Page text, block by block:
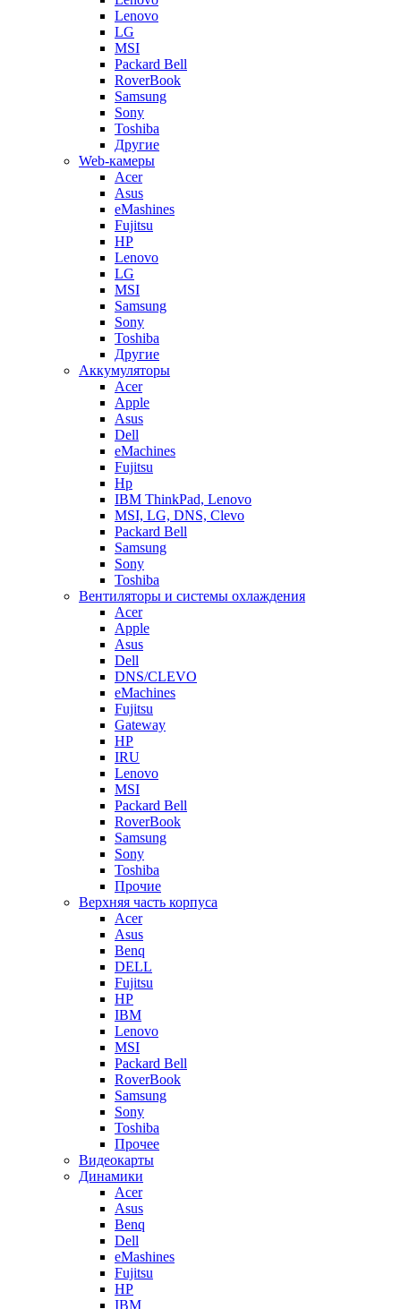
Lenovo
LG
MSI
Packard Bell
RoverBook
Samsung
Sony
Toshiba
Другие
Web-камеры
Acer
Asus
eMashines
Fujitsu
HP
Lenovo
LG
MSI
Samsung
Sony
Toshiba
Другие
Аккумуляторы
Acer
Apple
Asus
Dell
eMachines
Fujitsu
Hp
IBM ThinkPad, Lenovo
MSI, LG, DNS, Clevo
Packard Bell
Samsung
Sony
Toshiba
Вентиляторы и системы охлаждения
Acer
Apple
Asus
Dell
DNS/CLEVO
eMachines
Fujitsu
Gateway
HP
IRU
Lenovo
MSI
Packard Bell
RoverBook
Samsung
Sony
Toshiba
Прочие
Верхняя часть корпуса
Acer
Asus
Benq
DELL
Fujitsu
HP
IBM
Lenovo
MSI
Packard Bell
RoverBook
Samsung
Sony
Toshiba
Прочее
Видеокарты
Динамики
Acer
Asus
Benq
Dell
eMashines
Fujitsu
HP
IBM